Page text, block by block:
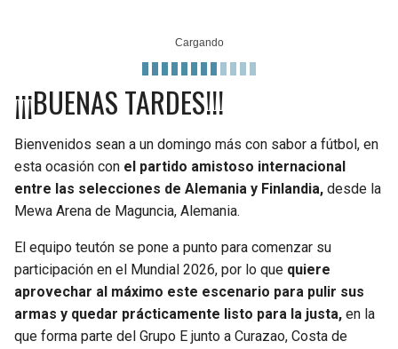
¡¡¡BUENAS TARDES!!!
Bienvenidos sean a un domingo más con sabor a fútbol, en
esta ocasión con el partido amistoso internacional
entre las selecciones de Alemania y Finlandia, desde la
Mewa Arena de Maguncia, Alemania.
El equipo teutón se pone a punto para comenzar su
participación en el Mundial 2026, por lo que quiere
aprovechar al máximo este escenario para pulir sus
armas y quedar prácticamente listo para la justa, en la
que forma parte del Grupo E junto a Curazao, Costa de